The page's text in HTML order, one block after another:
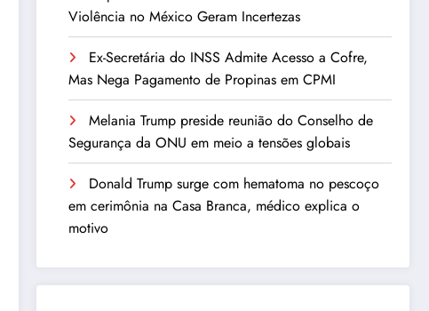
Violência no México Geram Incertezas
Ex-Secretária do INSS Admite Acesso a Cofre,
Mas Nega Pagamento de Propinas em CPMI
Melania Trump preside reunião do Conselho de
Segurança da ONU em meio a tensões globais
Donald Trump surge com hematoma no pescoço
em cerimônia na Casa Branca, médico explica o
motivo